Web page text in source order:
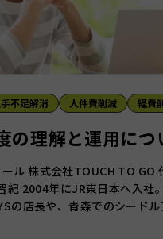
不足解消 人件費削減 経費
の理解と運用につ
ル 株式会社TOUCH TO GO
紀 2004年にJR東日本へ入社
の店長や、青森でのシード